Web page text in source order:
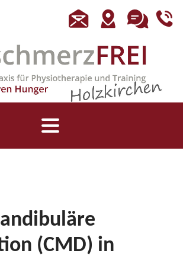
(CMD) in